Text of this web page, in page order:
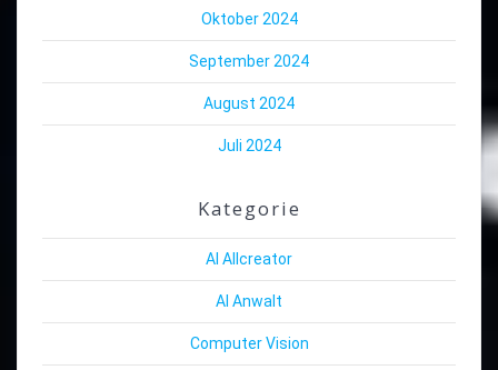
Oktober 2024
September 2024
August 2024
Juli 2024
Kategorie
AI Allcreator
AI Anwalt
Computer Vision